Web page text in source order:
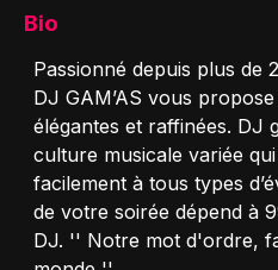
Bio
Passionné depuis plus de
DJ GAM’AS vous
élégantes et raffinées. DJ
culture musicale variée
facilement à tous types
de votre soirée dépend à
DJ. '' Notre mot d'ordre,